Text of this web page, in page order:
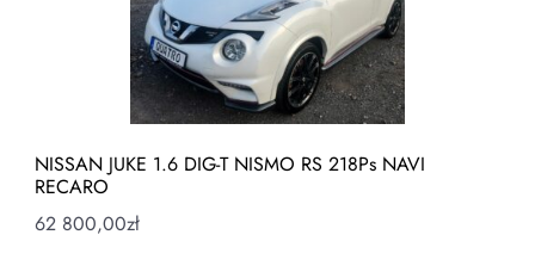
NISSAN JUKE 1.6 DIG-T NISMO RS 218Ps NAVI
RECARO
62 800,00zł